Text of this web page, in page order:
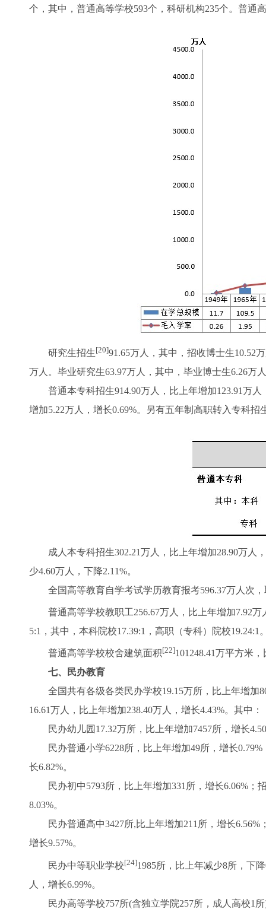
个，其中，普通高等学校593个，科研机构235个。普通
研究生招生[20]91.65万人，其中，招收博士生10.52
万人。毕业研究生63.97万人，其中，毕业博士生6.26万
普通本专科招生914.90万人，比上年增加123.91万人
增加5.22万人，增长0.69%。另有五年制高职转入专科招
成人本专科招生302.21万人，比上年增加28.90万人，
少4.60万人，下降2.11%。
全国高等教育自学考试学历教育报考596.37万人次，
普通高等学校教职工256.67万人，比上年增加7.92万
5:1，其中，本科院校17.39:1，高职（专科）院校
普通高等学校校舍建筑面积[22]101248.41万平方米
七、民办教育
全国共有各级各类民办学校19.15万所，比上年增加
16.61万人，比上年增加238.40万人，增长4.43%。其中：
民办幼儿园17.32万所，比上年增加7457所，增长
民办普通小学6228所，比上年增加49所，增长0.79%
长6.82%。
民办初中5793所，比上年增加331所，增长6.06%；招
8.03%。
民办普通高中3427所,比上年增加211所，增长6.56%
增长9.57%。
民办中等职业学校[24]1985所，比上年减少8所，下
人，增长6.99%。
民办高等学校757所(含独立学院257所，成人高校1所)